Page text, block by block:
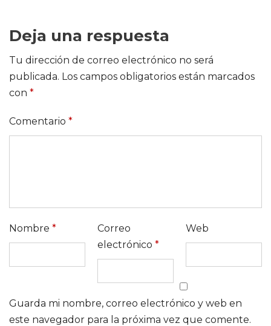
Deja una respuesta
Tu dirección de correo electrónico no será
publicada. Los campos obligatorios están marcados
con *
Comentario *
Nombre *
Correo
electrónico *
Web
Guarda mi nombre, correo electrónico y web en
este navegador para la próxima vez que comente.